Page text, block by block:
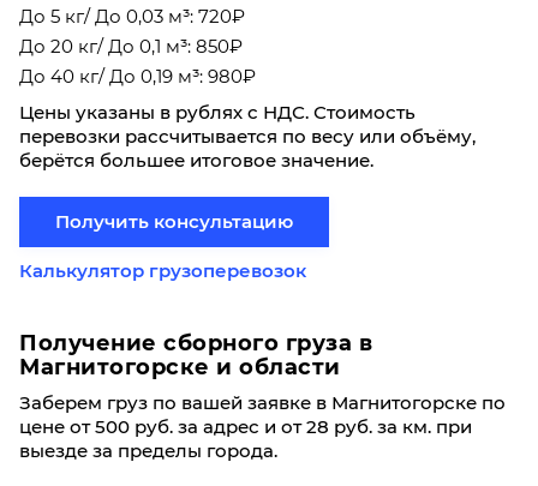
До 5 кг/ До 0,03 м³: 720₽
До 20 кг/ До 0,1 м³: 850₽
До 40 кг/ До 0,19 м³: 980₽
Цены указаны в рублях с НДС. Стоимость
перевозки рассчитывается по весу или объёму,
берётся большее итоговое значение.
Получить консультацию
Калькулятор грузоперевозок
Получение сборного груза в
Магнитогорске и области
Заберем груз по вашей заявке в Магнитогорске по
цене от 500 руб. за адрес и от 28 руб. за км. при
выезде за пределы города.